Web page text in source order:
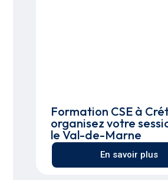
Formation CSE à
organisez votre
le Val-de-Marne
En savoir plus